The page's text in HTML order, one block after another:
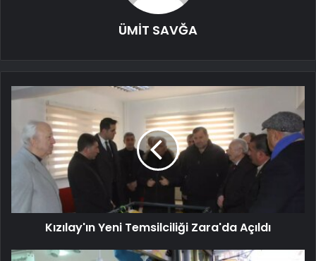
ÜMİT SAVĞA
Kızılay'ın Yeni Temsilciliği Zara'da Açıldı